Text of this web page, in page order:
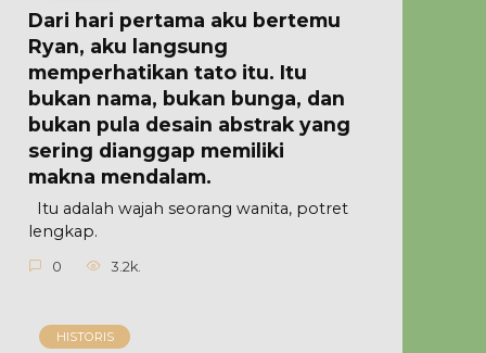
Dari hari pertama aku bertemu
Ryan, aku langsung
memperhatikan tato itu. Itu
bukan nama, bukan bunga, dan
bukan pula desain abstrak yang
sering dianggap memiliki
makna mendalam.
Itu adalah wajah seorang wanita, potret
lengkap.
0 3.2k.
HISTORIS